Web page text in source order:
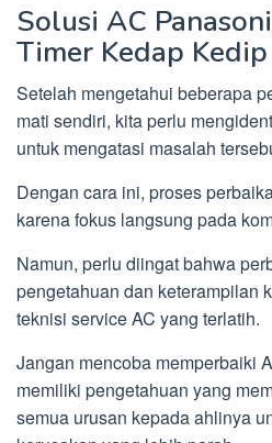
Solusi AC
Timer Kedap Kedip
Setelah mengetahui beberapa
mati sendiri, kita perlu
untuk mengatasi masalah
Dengan cara ini, proses
karena fokus langsung pada
Namun, perlu diingat bahwa
pengetahuan dan keterampilan
teknisi service AC yang terlatih.
Jangan mencoba memperbaiki
memiliki pengetahuan yang
semua urusan kepada ahlinya